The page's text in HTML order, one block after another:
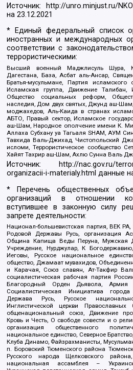
Источник: http://unro.minjust.ru/
на23.12.2021
* Единый федеральный список
иностранных и международных
соответствии с
террористическими:
Высший военный Маджлисуль Шура,
Дагестана, База, Асбат аль-Ансар,
Братья-мусульмане, Партия исламского
Исламская группа, Движение Талибан,
Общество социальных реформ,
наследия, Дом двух святых, Джунд аш-
моджахедов, Аль-Каида в странах
АБТО, Правый сектор, Исламское
аш-Шам, Народное ополчение имени К.
Аллаха Субхану уа Тагьаля SHAM, АУМ
Тавхида Валь-Джихад, Чистопольский
исломи, Террористическое сообщество
Хайят Тахрир аш-Шам, Ахлю Сунна Валь
Источник:
http://nac.gov.ru/
organizacii-i-materialy.html данные
* Перечень общественных
организаций в отношении
вступившее в законную силу
запрете деятельности:
Национал-большевистская партия, ВЕК
Родовой Державы Русь, организация
Община Капища Веды Перуна, Мужская
Учреждение, Нурджулар, К
Иеговы, Русское национальное
общество, Джамаат мувахидов,
и Карачая, Союз славян, Ат-Такфир
социалистическая рабочая партия
Благородный Орден Дьявола, Армия
Социалистическая Инициатива
Держава Русь, Русское
Инглистической церкви Православных
общенациональный союз, Движение
Кровь и Честь, О свободе совести и о
организация общественного
национальное единство, Северное
Клуба Динамо, Файзрахманисты,
п. Боровский Тюменского района
Русского народа Щелковского
национальная ассамблея –